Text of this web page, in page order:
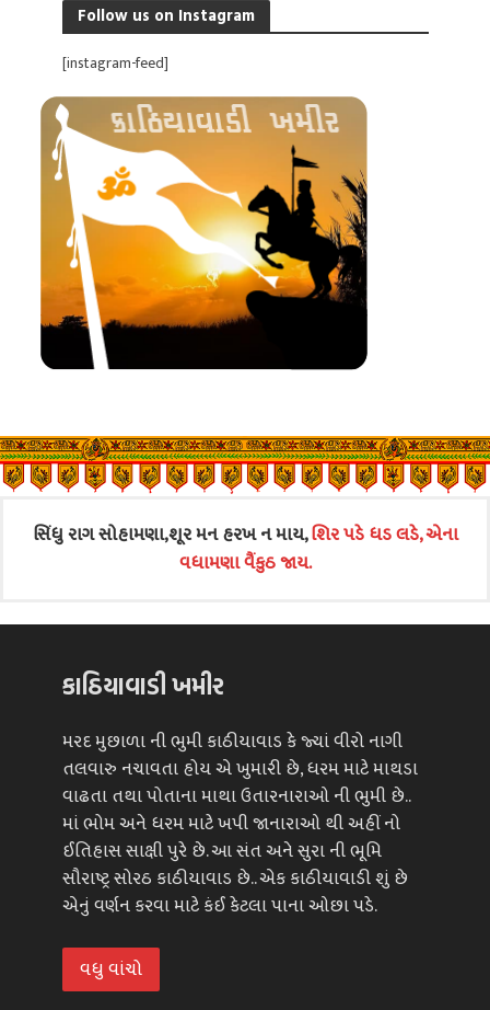
Follow us on Instagram
[instagram-feed]
સિંધુ રાગ સોહામણા,શૂર મન હરખ ન માય,શિર પડે ધડ લડે, એના
વધામણા વૈંકુઠ જાય.
કાઠિયાવાડી ખમીર
મરદ મુછાળા ની ભુમી કાઠીયાવાડ કે જ્યાં વીરો નાગી
તલવારુ નચાવતા હોય એ ખુમારી છે, ધરમ માટે માથડા
વાઢતા તથા પોતાના માથા ઉતારનારાઓ ની ભુમી છે..
માં ભોમ અને ધરમ માટે ખપી જાનારાઓ થી અહીં નો
ઈતિહાસ સાક્ષી પુરે છે. આ સંત અને સુરા ની ભૂમિ
સૌરાષ્ટ્ર સોરઠ કાઠીયાવાડ છે.. એક કાઠીયાવાડી શું છે
એનું વર્ણન કરવા માટે કંઈ કેટલા પાના ઓછા પડે.
વધુ વાંચો